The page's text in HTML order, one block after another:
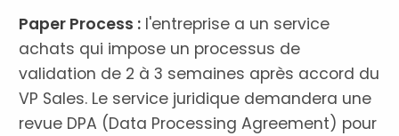
Paper Process : l'entreprise a un service
achats qui impose un processus de
validation de 2 à 3 semaines après accord du
VP Sales. Le service juridique demandera une
revue DPA (Data Processing Agreement) pour